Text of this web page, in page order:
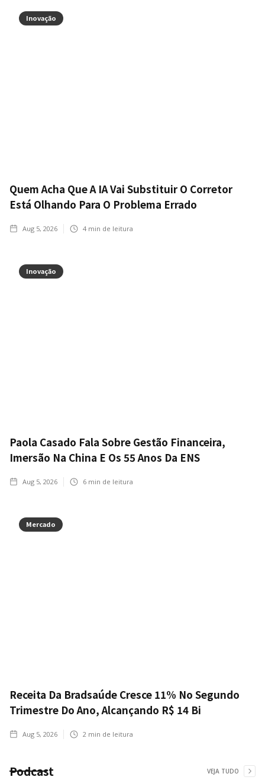
Inovação
Quem Acha Que A IA Vai Substituir O Corretor
Está Olhando Para O Problema Errado
Aug 5, 2026 4 min de leitura
Inovação
Paola Casado Fala Sobre Gestão Financeira,
Imersão Na China E Os 55 Anos Da ENS
Aug 5, 2026 6 min de leitura
Mercado
Receita Da Bradsaúde Cresce 11% No Segundo
Trimestre Do Ano, Alcançando R$ 14 Bi
Aug 5, 2026 2 min de leitura
Podcast VEJA TUDO